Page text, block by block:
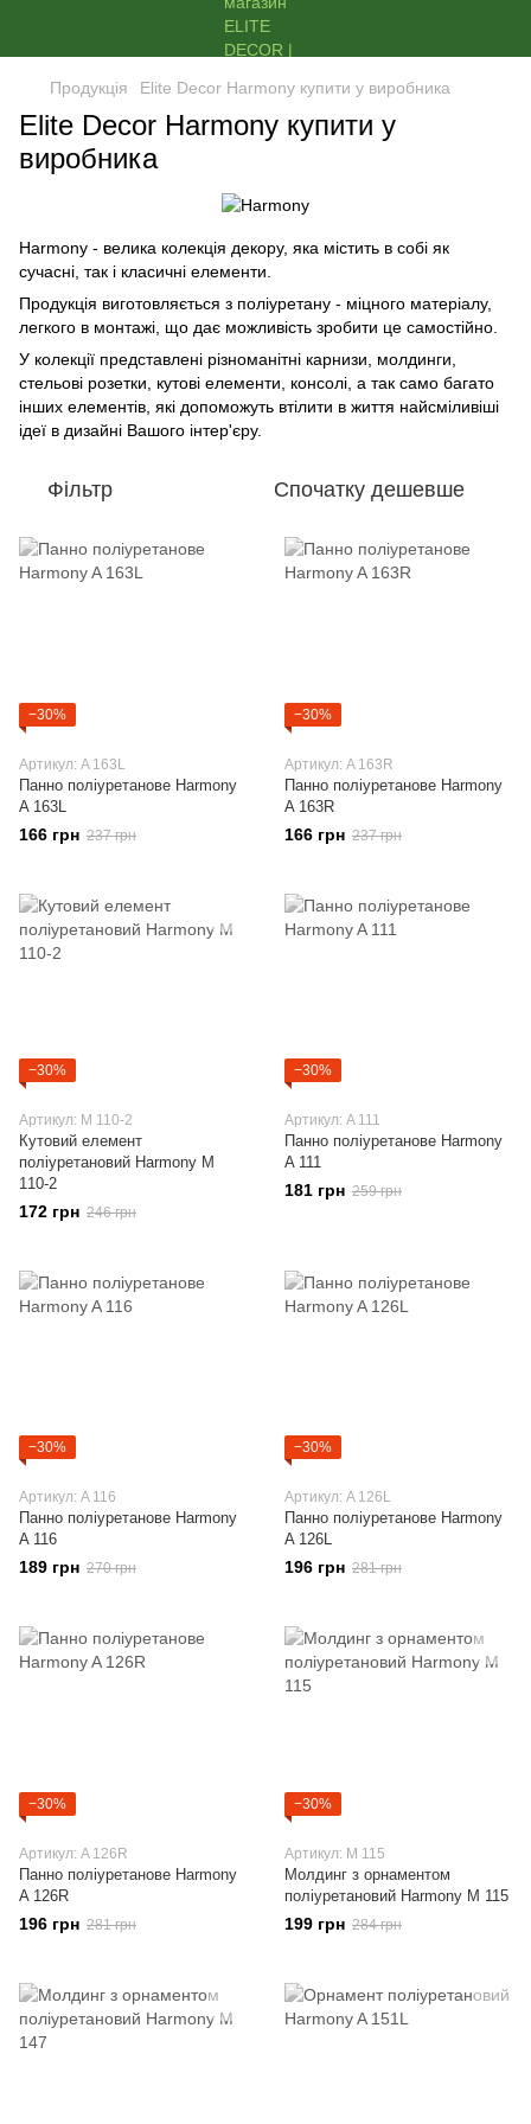
Продукція Elite Decor Harmony купити у виробника
Elite Decor Harmony купити у
виробника
Harmony - велика колекція декору, яка містить в собі як
сучасні, так і класичні елементи.
Продукція виготовляється з поліуретану - міцного матеріалу,
легкого в монтажі, що дає можливість зробити це самостійно.
У колекції представлені різноманітні карнизи, молдинги,
стельові розетки, кутові елементи, консолі, а так само багато
інших елементів, які допоможуть втілити в життя найсміливіші
ідеї в дизайні Вашого інтер'єру.
Фільтр Спочатку дешевше
−30%
Артикул: A 163L
Панно поліуретанове Harmony
A 163L
166 грн 237 грн
−30%
Артикул: A 163R
Панно поліуретанове Harmony
A 163R
166 грн 237 грн
−30%
Артикул: M 110-2
Кутовий елемент
поліуретановий Harmony M
110-2
172 грн 246 грн
−30%
Артикул: A 111
Панно поліуретанове Harmony
A 111
181 грн 259 грн
−30%
Артикул: A 116
Панно поліуретанове Harmony
A 116
189 грн 270 грн
−30%
Артикул: A 126L
Панно поліуретанове Harmony
A 126L
196 грн 281 грн
−30%
Артикул: A 126R
Панно поліуретанове Harmony
A 126R
196 грн 281 грн
−30%
Артикул: M 115
Молдинг з орнаментом
поліуретановий Harmony M 115
199 грн 284 грн